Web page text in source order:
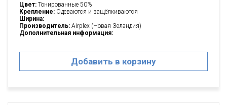
Цвет: Тонированные 50%
Крепление: Одеваются и защёлкиваются
Ширина:
Производитель: Airplex (Новая Зеландия)
Дополнительная информация:
Добавить в корзину